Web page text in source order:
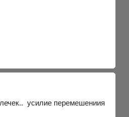
усилие перемешениия